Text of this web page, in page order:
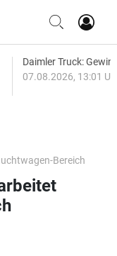
Daimler Truck:
07.08.2026, 13:01
Bereich